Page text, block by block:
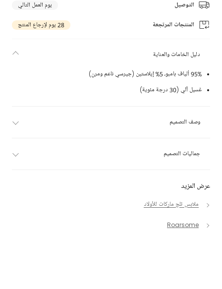
التوصيل يوم العمل التالي
المنتجات المرتجعة 28 يوم لإرجاع المنتج
عرض المزيد
ملابس ثلج ماركات للأولاد
Roarsome
دليل الخامات والعناية
95% ألياف بامبو، 5% إيلاستين (جيرسي ناعم ومرن)
غسيل آلي (30 درجة مئوية)
وصف التصميم
جماليات التصميم